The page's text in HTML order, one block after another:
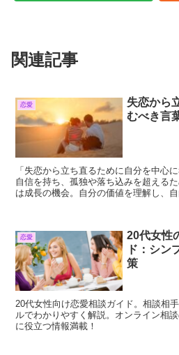
関連記事
恋愛
失恋から
むべき言
「失恋から立ち直るために自分を中心
自信を持ち、孤独や落ち込みを超える
は成長の機会。自分の価値を理解し、
恋愛
20代女性
ド：シン
策
20代女性向け恋愛相談ガイド。相談相
ルでわかりやすく解説。オンライン相
に役立つ情報満載！